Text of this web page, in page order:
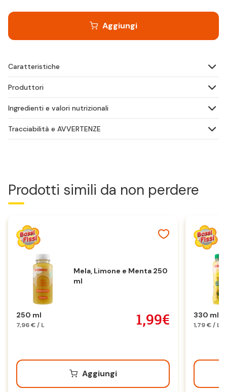
Aggiungi
Caratteristiche
Produttori
Ingredienti e valori nutrizionali
Tracciabilità e AVVERTENZE
Prodotti simili da non perdere
Mela, Limone e Menta 250
ml
250 ml
7,96 € / L 1,99€
Aggiungi
330 ml
1,79 € / L